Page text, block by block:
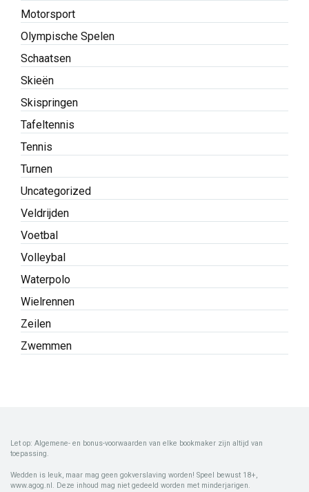
Motorsport
Olympische Spelen
Schaatsen
Skieën
Skispringen
Tafeltennis
Tennis
Turnen
Uncategorized
Veldrijden
Voetbal
Volleybal
Waterpolo
Wielrennen
Zeilen
Zwemmen
Let op: Algemene- en bonus-voorwaarden van elke bookmaker zijn altijd van
toepassing.
Wedden is leuk, maar mag geen gokverslaving worden! Speel bewust 18+,
www.agog.nl. Deze inhoud mag niet gedeeld worden met minderjarigen.